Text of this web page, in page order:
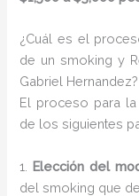
¿Cuál es el
de un smoking y
Gabriel Hernandez?
El proceso para
de los siguientes
1. Elección del
del smoking que